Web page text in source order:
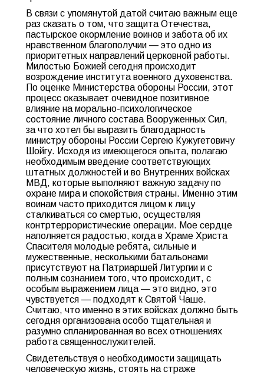
В связи с упомянутой датой считаю важным еще
раз сказать о том, что защита Отечества,
пастырское окормление воинов и забота об их
нравственном благополучии — это одно из
приоритетных направлений церковной работы.
Милостью Божией сегодня происходит
возрождение института военного духовенства.
По оценке Министерства обороны России, этот
процесс оказывает очевидное позитивное
влияние на морально-психологическое
состояние личного состава Вооруженных Сил,
за что хотел бы выразить благодарность
министру обороны России Сергею Кужугетовичу
Шойгу. Исходя из имеющегося опыта, полагаю
необходимым введение соответствующих
штатных должностей и во Внутренних войсках
МВД, которые выполняют важную задачу по
охране мира и спокойствия страны. Именно этим
воинам часто приходится лицом к лицу
сталкиваться со смертью, осуществляя
контртеррористические операции. Мое сердце
наполняется радостью, когда в Храме Христа
Спасителя молодые ребята, сильные и
мужественные, несколькими батальонами
присутствуют на Патриаршей Литургии и с
полным сознанием того, что происходит, с
особым выражением лица — это видно, это
чувствуется — подходят к Святой Чаше.
Считаю, что именно в этих войсках должно быть
сегодня организована особо тщательная и
разумно спланированная во всех отношениях
работа священнослужителей.
Свидетельствуя о необходимости защищать
человеческую жизнь, стоять на страже